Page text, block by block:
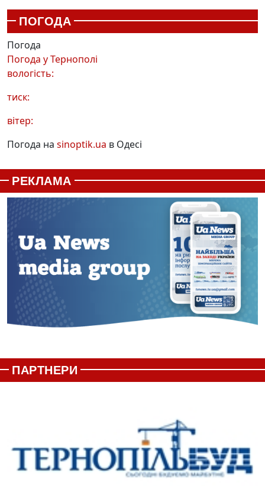
ПОГОДА
Погода
Погода уТернополі
вологість:
тиск:
вітер:
Погода на sinoptik.ua в Одесі
РЕКЛАМА
ПАРТНЕРИ